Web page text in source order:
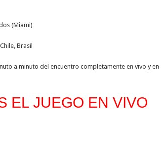
(Miami)
Brasil
a minuto del encuentro completamente en vivo y en
EL JUEGO EN VIVO